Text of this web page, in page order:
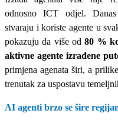
odnosno ICT odjel.
stvaraju i koriste agente u
pokazuju da više od80 %
aktivne agente izrađene
primjena agenata širi, a
trenutak za uspostavu
AI agenti brzo se šire